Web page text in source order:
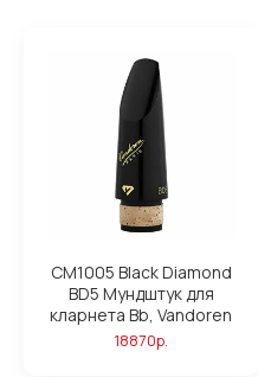
CM1005 Black Diamond
BD5 Мундштук для
кларнета Bb, Vandoren
18870р.